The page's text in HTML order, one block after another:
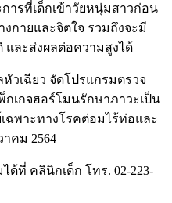
ารที่เด็กเข้าวัยหนุ่มสาวก่อน
กายและจิตใจ รวมถึงจะมี
และส่งผลต่อความสูงได้
เฉียว จัดโปรแกรมตรวจ
เกจฮอร์โมนรักษาภาวะเป็น
พาะทางโรคต่อมไร้ท่อและ
คม 2564
ที่ คลินิกเด็ก โทร. 02-223-